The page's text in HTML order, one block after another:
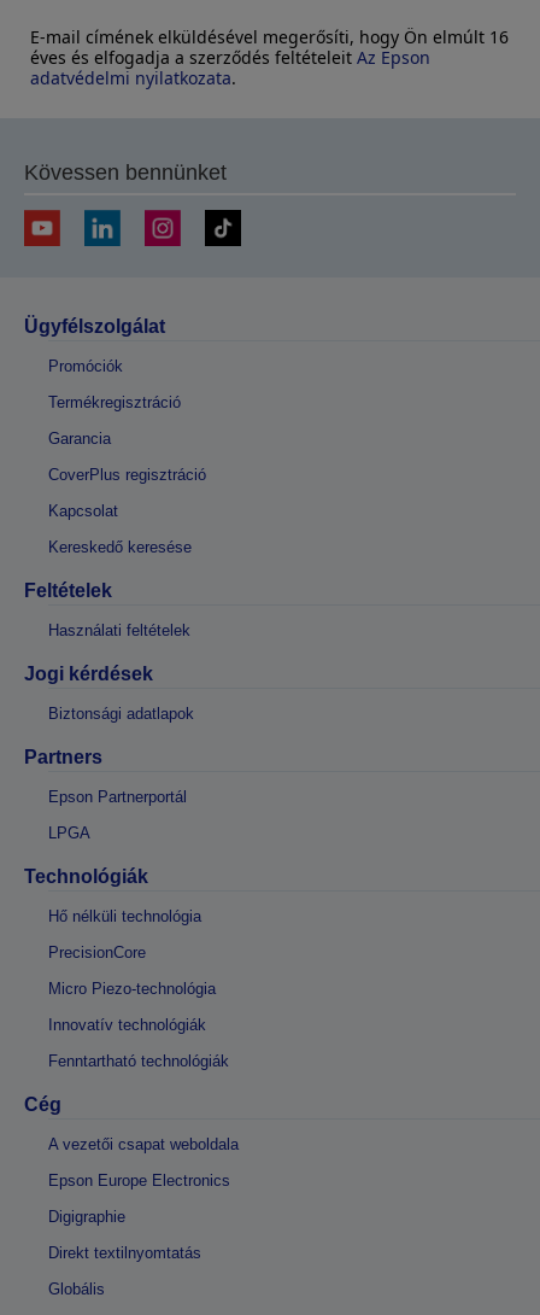
E-mail címének elküldésével megerősíti, hogy Ön elmúlt 16
éves és elfogadja a szerződés feltételeit Az Epson
adatvédelmi nyilatkozata.
Kövessen bennünket
Ügyfélszolgálat
Promóciók
Termékregisztráció
Garancia
CoverPlus regisztráció
Kapcsolat
Kereskedő keresése
Feltételek
Használati feltételek
Jogi kérdések
Biztonsági adatlapok
Partners
Epson Partnerportál
LPGA
Technológiák
Hő nélküli technológia
PrecisionCore
Micro Piezo-technológia
Innovatív technológiák
Fenntartható technológiák
Cég
A vezetői csapat weboldala
Epson Europe Electronics
Digigraphie
Direkt textilnyomtatás
Globális